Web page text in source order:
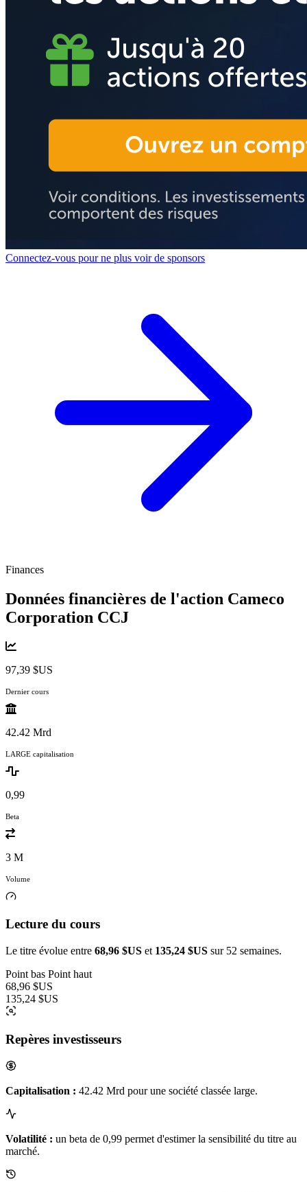
Connectez-vous pour ne plus voir de sponsors
Finances
Données financières de l'action Cameco
Corporation CCJ
97,39 $US
Dernier cours
42.42 Mrd
LARGE capitalisation
0,99
Beta
3 M
Volume
Lecture du cours
Le titre évolue entre 68,96 $US et 135,24 $US sur 52 semaines.
Point bas Point haut
68,96 $US
135,24 $US
Repères investisseurs
Capitalisation : 42.42 Mrd pour une société classée large.
Volatilité : un beta de 0,99 permet d'estimer la sensibilité du titre au
marché.